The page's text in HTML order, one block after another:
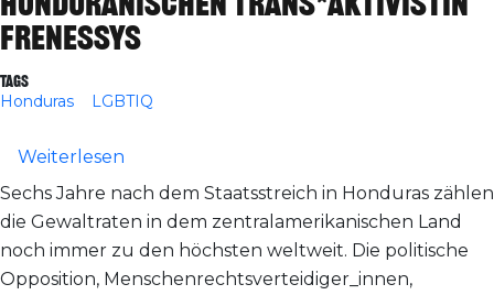
Frenessys
Tags
Honduras LGBTIQ
Weiterlesen
Sechs Jahre nach dem Staatsstreich in Honduras zählen
die Gewaltraten in dem zentralamerikanischen Land
noch immer zu den höchsten weltweit. Die politische
Opposition, Menschenrechtsverteidiger_innen,